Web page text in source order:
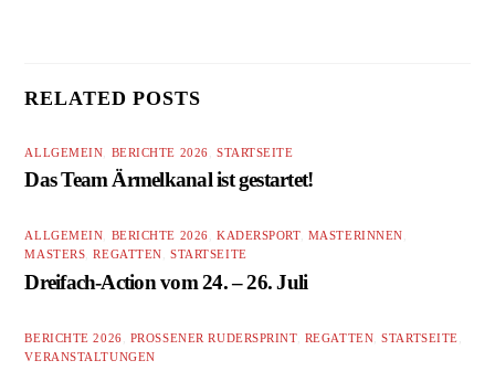
RELATED POSTS
ALLGEMEIN BERICHTE 2026 STARTSEITE
Das Team Ärmelkanal ist gestartet!
ALLGEMEIN BERICHTE 2026 KADERSPORT, MASTERINNEN
MASTERS ,REGATTEN ,STARTSEITE
Dreifach-Action vom 24. – 26. Juli
BERICHTE 2026 PROSSENER RUDERSPRINT, REGATTEN ,STARTSEITE
VERANSTALTUNGEN